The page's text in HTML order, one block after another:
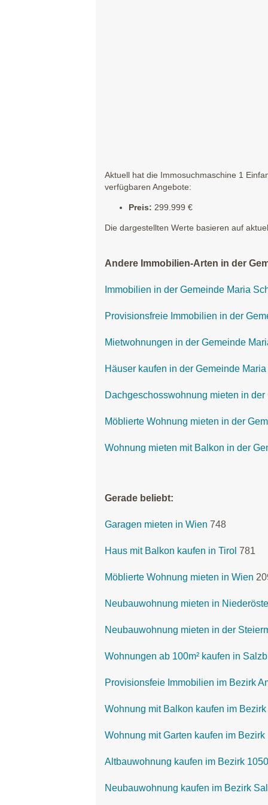
Aktuell hat die Immosuchmaschine 1
verfügbaren Angebote:
Preis: 299.999 €
Die dargestellten Werte basieren auf
Andere Immobilien-Arten in der
Immobilien in der Gemeinde Maria
Provisionsfreie Immobilien in der
Mietwohnungen in der Gemeinde
Häuser kaufen in der Gemeinde
Dachgeschosswohnung mieten in
Möblierte Wohnung mieten in der
Wohnung mieten mit Balkon in der
Gerade beliebt:
Garagen mieten in Wien 748
Haus mit Balkon kaufen in Tirol 781
Möblierte Wohnung mieten in Wien
Neubauwohnung mieten in
Neubauwohnung mieten in der
Wohnungen ab 100m² kaufen in
Provisionsfeie Immobilien im Bezirk
Wohnung mit Balkon kaufen im
Wohnung mit Garten kaufen im
Altbauwohnung kaufen im Bezirk
Neubauwohnung kaufen im Bezirk